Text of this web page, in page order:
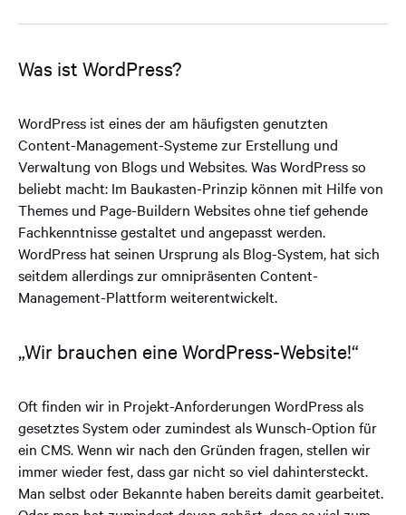
Was ist WordPress?
WordPress ist eines der am häufigsten genutzten
Content-Management-Systeme zur Erstellung und
Verwaltung von Blogs und Websites. Was WordPress so
beliebt macht: Im Baukasten-Prinzip können mit Hilfe von
Themes und Page-Buildern Websites ohne tief gehende
Fachkenntnisse gestaltet und angepasst werden.
WordPress hat seinen Ursprung als Blog-System, hat sich
seitdem allerdings zur omnipräsenten Content-
Management-Plattform weiterentwickelt.
„Wir brauchen eine WordPress-Website!“
Oft finden wir in Projekt-Anforderungen WordPress als
gesetztes System oder zumindest als Wunsch-Option für
ein CMS. Wenn wir nach den Gründen fragen, stellen wir
immer wieder fest, dass gar nicht so viel dahintersteckt.
Man selbst oder Bekannte haben bereits damit gearbeitet.